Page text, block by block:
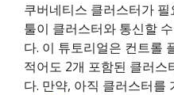
쿠버네티스 클러스터가
툴이 클러스터와 통신할
다. 이 튜토리얼은 컨트롤
적어도 2개 포함된 클러
다. 만약, 아직 클러스터를